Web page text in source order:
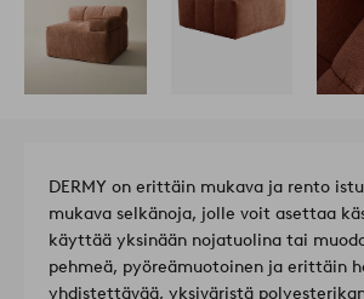
DERMY on erittäin mukava ja rento
mukava selkänoja, jolle voit asettaa
käyttää yksinään nojatuolina tai
pehmeä, pyöreämuotoinen ja erittäin
yhdistettävää, yksiväristä